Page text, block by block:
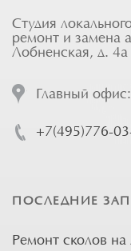
Студия
ремонт и замена
Лобненская, д. 4а
Главный
+7(495)776-
ПОСЛЕДНИЕ
Ремонт сколов